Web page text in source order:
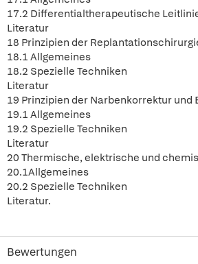
17.2 Differentialtherapeutische
Literatur
18 Prinzipien der
18.1 Allgemeines
18.2 Spezielle Techniken
Literatur
19 Prinzipien der Narbenkorrektur und
19.1 Allgemeines
19.2 Spezielle Techniken
Literatur
20 Thermische, elektrische und
20.1Allgemeines
20.2 Spezielle Techniken
Literatur.
Bewertungen